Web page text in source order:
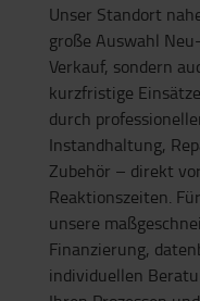
Unser Standort
große Auswahl
Verkauf, sondern
kurzfristige
durch
Instandhaltung,
Zubehör – direkt
Reaktionszeiten.
unsere
Finanzierung,
individuellen